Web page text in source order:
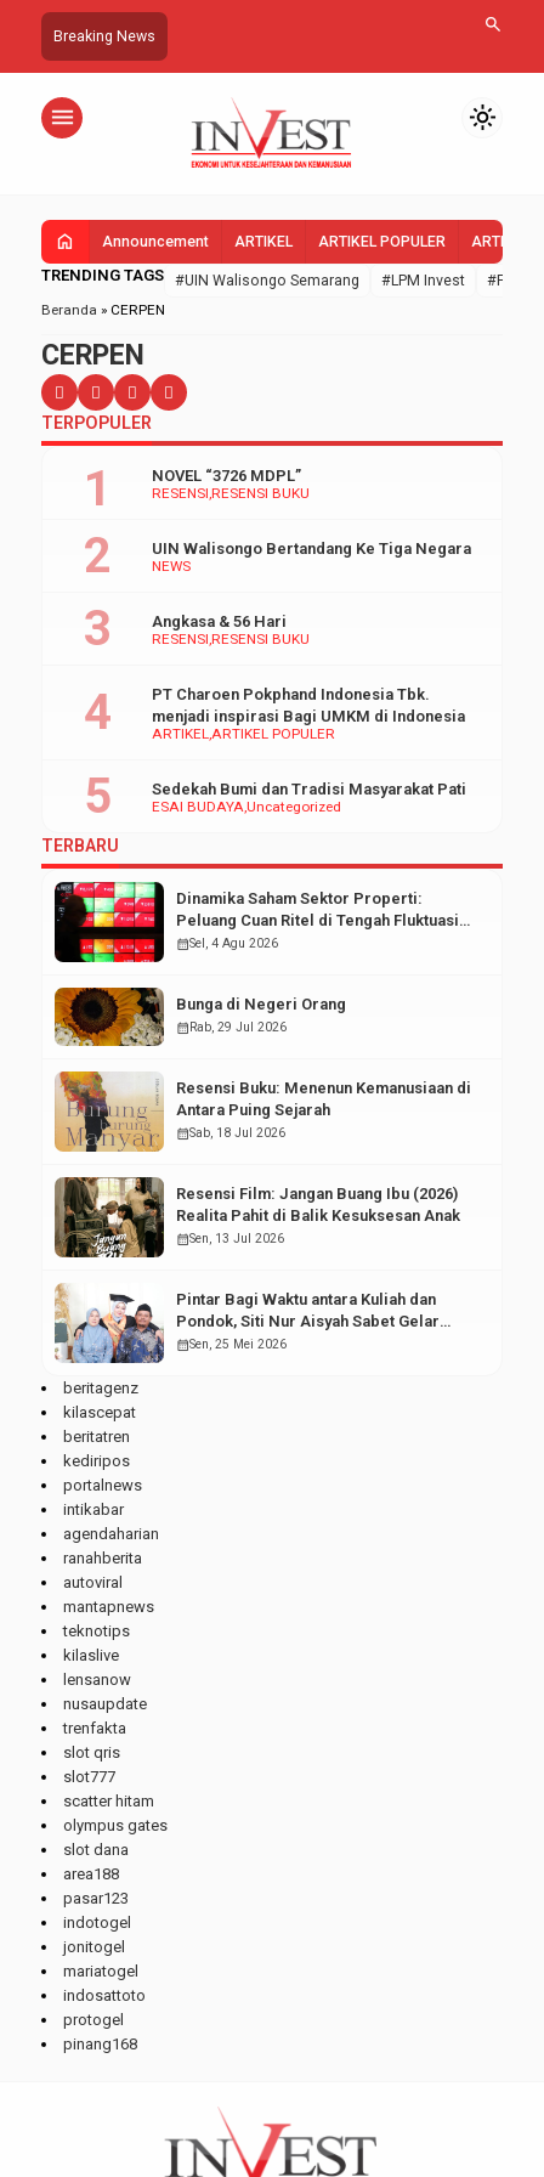
Breaking News search
menu light_mode
home Announcement ARTIKEL ARTIKEL POPULER ARTIKEL
TRENDING TAGS #UIN Walisongo Semarang #LPM Invest
#FEBI
Beranda » CERPEN
CERPEN
TERPOPULER
RESENSI RESENSI BUKU
NOVEL “3726 MDPL”
NEWS
UIN Walisongo Bertandang Ke Tiga Negara
RESENSI RESENSI BUKU
Angkasa & 56 Hari
ARTIKELARTIKEL POPULER
PT Charoen Pokphand Indonesia Tbk.
menjadi inspirasi Bagi UMKM di Indonesia
ESAI BUDAYAUncategorized
Sedekah Bumi dan Tradisi Masyarakat Pati
TERBARU
Dinamika Saham Sektor Properti:
Peluang Cuan Ritel di Tengah Fluktuasi
Pasar Modal
calendar_monthSel, 4 Agu 2026
Bunga di Negeri Orang
calendar_monthRab, 29 Jul 2026
Resensi Buku: Menenun Kemanusiaan di
Antara Puing Sejarah
calendar_monthSab, 18 Jul 2026
Resensi Film: Jangan Buang Ibu (2026)
Realita Pahit di Balik Kesuksesan Anak
calendar_monthSen, 13 Jul 2026
Pintar Bagi Waktu antara Kuliah dan
Pondok, Siti Nur Aisyah Sabet Gelar
Wisudawan Terbaik
calendar_monthSen, 25 Mei 2026
beritagenz
kilascepat
beritatren
kediripos
portalnews
intikabar
agendaharian
ranahberita
autoviral
mantapnews
teknotips
kilaslive
lensanow
nusaupdate
trenfakta
slot qris
slot777
scatter hitam
olympus gates
slot dana
area188
pasar123
indotogel
jonitogel
mariatogel
indosattoto
protogel
pinang168